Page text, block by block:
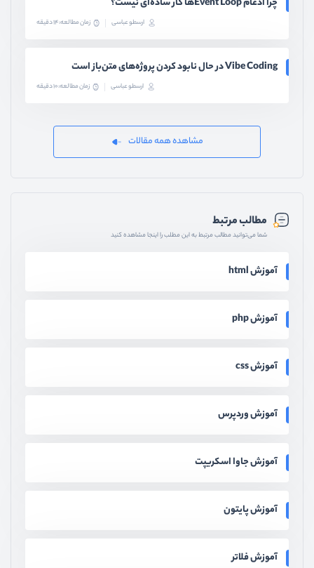
چرا ادغام Event Loopها کار ساده‌ای نیست؟
ارسطو عباسی زمان مطالعه: 14 دقیقه
Vibe Coding در حال نابود کردن پروژه‌های متن‌باز است
ارسطو عباسی زمان مطالعه: 10 دقیقه
مشاهده همه مقالات
مطالب مرتبط
شما می‌توانید مطالب مرتبط به این مطلب را اینجا مشاهده کنید
آموزش html
آموزش php
آموزش css
آموزش وردپرس
آموزش جاوا اسکریپت
آموزش پایتون
آموزش فلاتر